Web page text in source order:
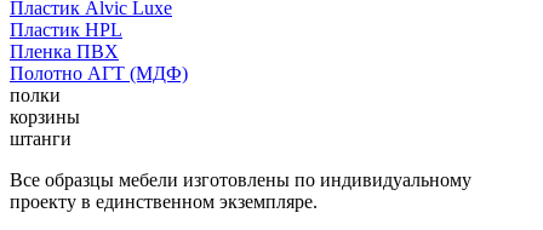
Пластик Alvic Luxe
Пластик HPL
Пленка ПВХ
Полотно АГТ (МДФ)
полки
корзины
штанги
Все образцы мебели изготовлены по индивидуальному
проекту в единственном экземпляре.